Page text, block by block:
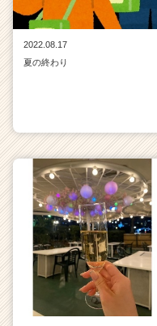
2022.08.17
夏の終わり